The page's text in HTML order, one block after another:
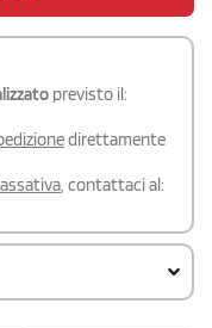
previsto il:
direttamente
, contattaci al: